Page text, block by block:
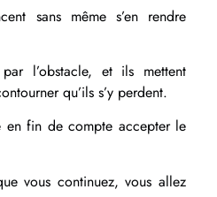
sans même s’en rendre
l’obstacle, et ils mettent
qu’ils s’y perdent.
en fin de compte accepter le
vous continuez, vous allez